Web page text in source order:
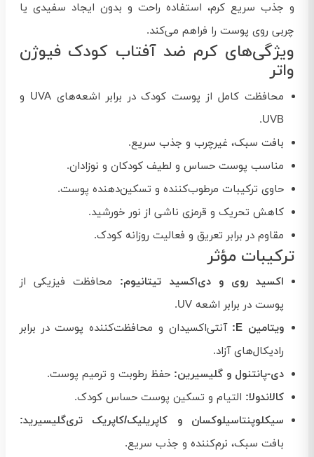
و جذب سریع کرم، استفاده راحت و بدون ایجاد سفیدی یا
چربی روی پوست را فراهم می‌کند.
ویژگی‌های کرم ضد آفتاب کودک فیوژن
واتر
محافظت کامل از پوست کودک در برابر اشعه‌های UVA و
UVB.
بافت سبک، غیرچرب و جذب سریع.
مناسب پوست حساس و لطیف کودکان و نوزادان.
حاوی ترکیبات مرطوب‌کننده و تسکین‌دهنده پوست.
کاهش تحریک و قرمزی ناشی از نور خورشید.
مقاوم در برابر تعریق و فعالیت روزانه کودک.
ترکیبات مؤثر
اکسید روی و دی‌اکسید تیتانیوم: محافظت فیزیکی از
پوست در برابر اشعه UV.
ویتامین E:
آنتی‌اکسیدان و محافظت‌کننده پوست در برابر
رادیکال‌های آزاد.
دی-پانتنول و گلیسیرین: حفظ رطوبت و ترمیم پوست.
کالاندولا: التیام و تسکین پوست حساس کودک.
سیکلوپنتاسیلوکسان و کاپریلیک/کاپریک تری‌گلیسیرید:
بافت سبک، نرم‌کننده و جذب سریع.